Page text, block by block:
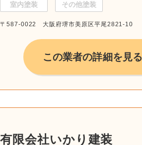
室内塗装 その他塗装
〒587-0022 大阪府堺市美原区平尾2821-10
この業者の詳細を見る
有限会社いかり建装